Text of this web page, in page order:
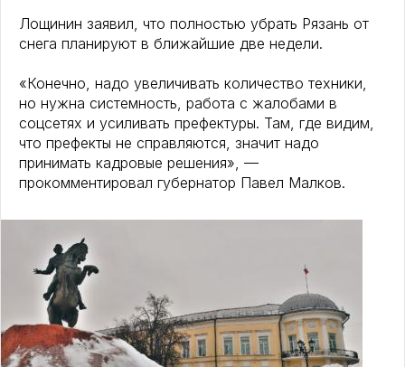
Лощинин заявил, что полностью убрать Рязань от
снега планируют в ближайшие две недели.
«Конечно, надо увеличивать количество техники,
но нужна системность, работа с жалобами в
соцсетях и усиливать префектуры. Там, где видим,
что префекты не справляются, значит надо
принимать кадровые решения», —
прокомментировал губернатор Павел Малков.